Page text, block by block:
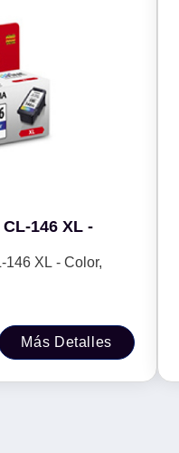
146 XL -
146 XL - Color,
Más Detalles